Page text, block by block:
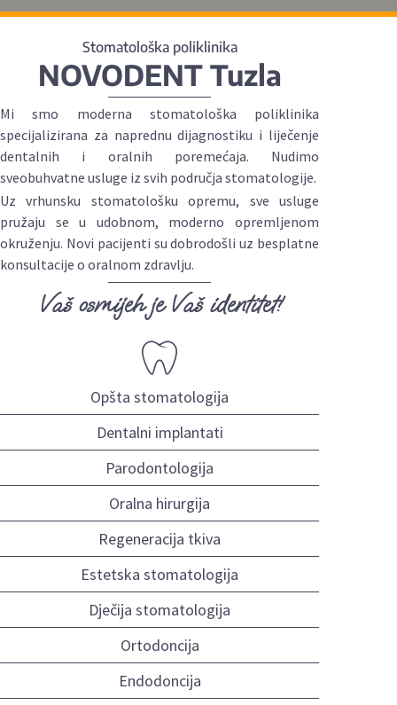
Stomatološka poliklinika
NOVODENT Tuzla
Mi smo moderna stomatološka poliklinika
specijalizirana za naprednu dijagnostiku i liječenje
dentalnih i oralnih poremećaja. Nudimo
sveobuhvatne usluge iz svih područja stomatologije.
Uz vrhunsku stomatološku opremu, sve usluge
pružaju se u udobnom, moderno opremljenom
okruženju. Novi pacijenti su dobrodošli uz besplatne
konsultacije o oralnom zdravlju.
Vaš osmijeh je Vaš identitet!
Opšta stomatologija
Dentalni implantati
Parodontologija
Oralna hirurgija
Regeneracija tkiva
Estetska stomatologija
Dječija stomatologija
Ortodoncija
Endodoncija